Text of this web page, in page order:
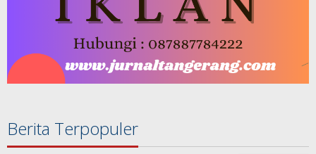
Berita Terpopuler